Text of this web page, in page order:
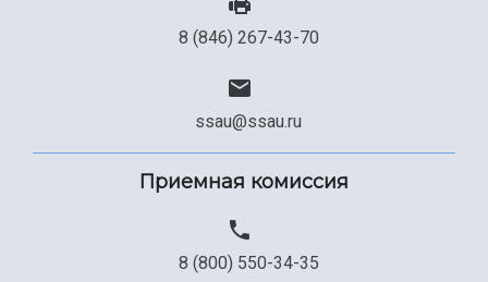
8 (846) 267-43-70
ssau@ssau.ru
Приемная комиссия
8 (800) 550-34-35